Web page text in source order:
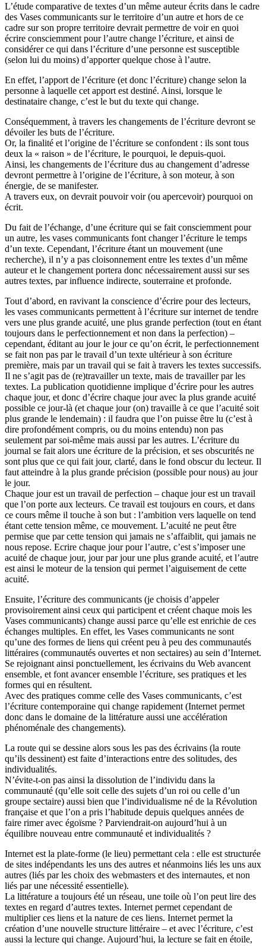
L’étude comparative de textes d’un même auteur écrits dans le cadre
des Vases communicants sur le territoire d’un autre et hors de ce
cadre sur son propre territoire devrait permettre de voir en quoi
écrire consciemment pour l’autre change l’écriture, et ainsi de
considérer ce qui dans l’écriture d’une personne est susceptible
(selon lui du moins) d’apporter quelque chose à l’autre.
En effet, l’apport de l’écriture (et donc l’écriture) change selon la
personne à laquelle cet apport est destiné. Ainsi, lorsque le
destinataire change, c’est le but du texte qui change.
Conséquemment, à travers les changements de l’écriture devront se
dévoiler les buts de l’écriture.
Or, la finalité et l’origine de l’écriture se confondent : ils sont tous
deux la « raison » de l’écriture, le pourquoi, le depuis-quoi.
Ainsi, les changements de l’écriture dus au changement d’adresse
devront permettre à l’origine de l’écriture, à son moteur, à son
énergie, de se manifester.
A travers eux, on devrait pouvoir voir (ou apercevoir) pourquoi on
écrit.
Du fait de l’échange, d’une écriture qui se fait consciemment pour
un autre, les vases communicants font changer l’écriture le temps
d’un texte. Cependant, l’écriture étant un mouvement (une
recherche), il n’y a pas cloisonnement entre les textes d’un même
auteur et le changement portera donc nécessairement aussi sur ses
autres textes, par influence indirecte, souterraine et profonde.
Tout d’abord, en ravivant la conscience d’écrire pour des lecteurs,
les vases communicants permettent à l’écriture sur internet de tendre
vers une plus grande acuité, une plus grande perfection (tout en étant
toujours dans le perfectionnement et non dans la perfection) –
cependant, éditant au jour le jour ce qu’on écrit, le perfectionnement
se fait non pas par le travail d’un texte ultérieur à son écriture
première, mais par un travail qui se fait à travers les textes successifs.
Il ne s’agit pas de (re)travailler un texte, mais de travailler par les
textes. La publication quotidienne implique d’écrire pour les autres
chaque jour, et donc d’écrire chaque jour avec la plus grande acuité
possible ce jour-là (et chaque jour (on) travaille à ce que l’acuité soit
plus grande le lendemain) : il faudra que l’on puisse être lu (c’est à
dire profondément compris, ou du moins entendu) non pas
seulement par soi-même mais aussi par les autres. L’écriture du
journal se fait alors une écriture de la précision, et ses obscurités ne
sont plus que ce qui fait jour, clarté, dans le fond obscur du lecteur. Il
faut atteindre à la plus grande précision (possible pour nous) au jour
le jour.
Chaque jour est un travail de perfection – chaque jour est un travail
que l’on porte aux lecteurs. Ce travail est toujours en cours, et dans
ce cours même il touche à son but : l’ambition vers laquelle on tend
étant cette tension même, ce mouvement. L’acuité ne peut être
permise que par cette tension qui jamais ne s’affaiblit, qui jamais ne
nous repose. Ecrire chaque jour pour l’autre, c’est s’imposer une
acuité de chaque jour, jour par jour une plus grande acuité, et l’autre
est ainsi le moteur de la tension qui permet l’aiguisement de cette
acuité.
Ensuite, l’écriture des communicants (je choisis d’appeler
provisoirement ainsi ceux qui participent et créent chaque mois les
Vases communicants) change aussi parce qu’elle est enrichie de ces
échanges multiples. En effet, les Vases communicants ne sont
qu’une des formes de liens qui créent peu à peu des communautés
littéraires (communautés ouvertes et non sectaires) au sein d’Internet.
Se rejoignant ainsi ponctuellement, les écrivains du Web avancent
ensemble, et font avancer ensemble l’écriture, ses pratiques et les
formes qui en résultent.
Avec des pratiques comme celle des Vases communicants, c’est
l’écriture contemporaine qui change rapidement (Internet permet
donc dans le domaine de la littérature aussi une accélération
phénoménale des changements).
La route qui se dessine alors sous les pas des écrivains (la route
qu’ils dessinent) est faite d’interactions entre des solitudes, des
individualités.
N’évite-t-on pas ainsi la dissolution de l’individu dans la
communauté (qu’elle soit celle des sujets d’un roi ou celle d’un
groupe sectaire) aussi bien que l’individualisme né de la Révolution
française et que l’on a pris l’habitude depuis quelques années de
faire rimer avec égoïsme ? Parviendrait-on aujourd’hui à un
équilibre nouveau entre communauté et individualités ?
Internet est la plate-forme (le lieu) permettant cela : elle est structurée
de sites indépendants les uns des autres et néanmoins liés les uns aux
autres (liés par les choix des webmasters et des internautes, et non
liés par une nécessité essentielle).
La littérature a toujours été un réseau, une toile où l’on peut lire des
textes en regard d’autres textes. Internet permet cependant de
multiplier ces liens et la nature de ces liens. Internet permet la
création d’une nouvelle structure littéraire – et avec l’écriture, c’est
aussi la lecture qui change. Aujourd’hui, la lecture se fait en étoile,